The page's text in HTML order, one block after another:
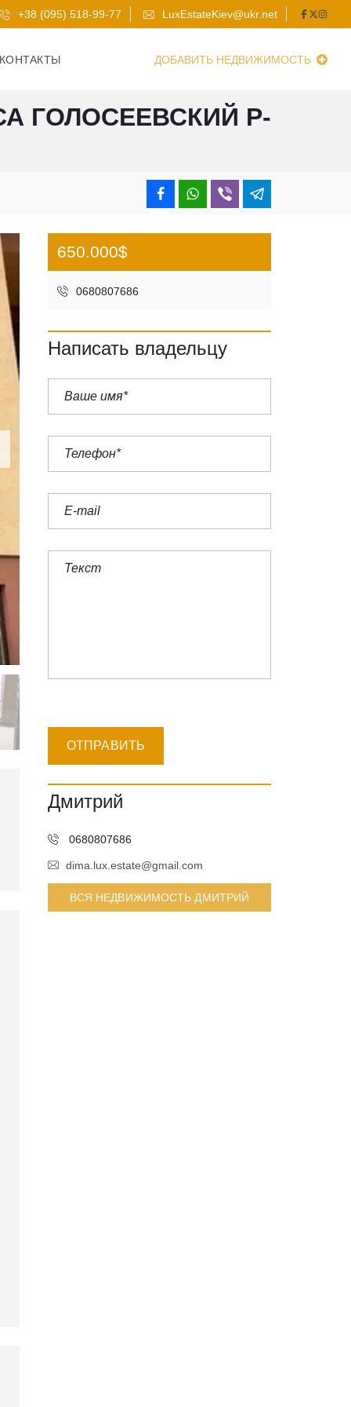
+38 (095) 518-99-77 LuxEstateKiev@ukr.net
ДОБАВИТЬ НЕДВИЖИМОСТЬ
ГОЛОСЕЕВСКИЙ Р-
650.000$
0680807686
Написать владельцу
Дмитрий
0680807686
dima.lux.estate@gmail.com
ВСЯ НЕДВИЖИМОСТЬ ДМИТРИЙ